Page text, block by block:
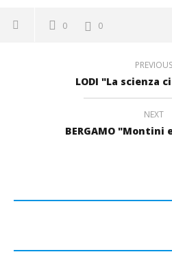
0 0
PREVIOUS
LODI "La scienza
NEXT
BERGAMO